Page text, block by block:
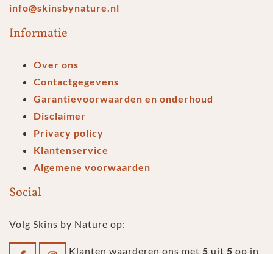
info@skinsbynature.nl
Informatie
Over ons
Contactgegevens
Garantievoorwaarden en onderhoud
Disclaimer
Privacy policy
Klantenservice
Algemene voorwaarden
Social
Volg Skins by Nature op:
Klanten waarderen ons met 5 uit 5 op in